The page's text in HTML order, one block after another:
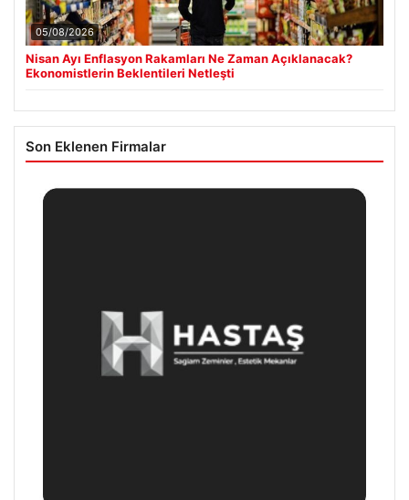
05/08/2026
Nisan Ayı Enflasyon Rakamları Ne Zaman Açıklanacak?
Ekonomistlerin Beklentileri Netleşti
Son Eklenen Firmalar